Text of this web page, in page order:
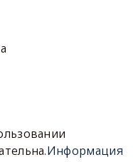
Информация